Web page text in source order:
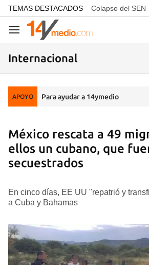
common.go-to-content
TEMAS DESTACADOS Colapso del SEN
Navegación
Internacional
APOYO Para ayudar a 14ymedio
México rescata a 49
ellos un cubano, que
secuestrados
En cinco días, EE UU "repatrió y
a Cuba y Bahamas